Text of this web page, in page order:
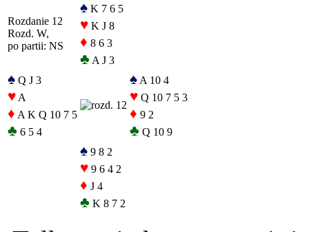
Rozdanie 12
Rozd. W,
po partii: NS
♠ K 7 6 5
♥ K J 8
♦ 8 6 3
♣ A J 3
♠ Q J 3
♥ A
♦ A K Q 10 7 5
♣ 6 5 4
♠ A 10 4
♥ Q 10 7 5 3
♦ 9 2
♣ Q 10 9
♠ 9 8 2
♥ 9 6 4 2
♦ J 4
♣ K 8 7 2